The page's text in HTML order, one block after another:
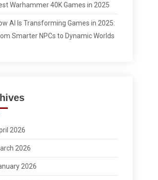
Warhammer 40K Games in 2025
AI Is Transforming Games in 2025:
Smarter NPCs to Dynamic Worlds
2026
2026
2026